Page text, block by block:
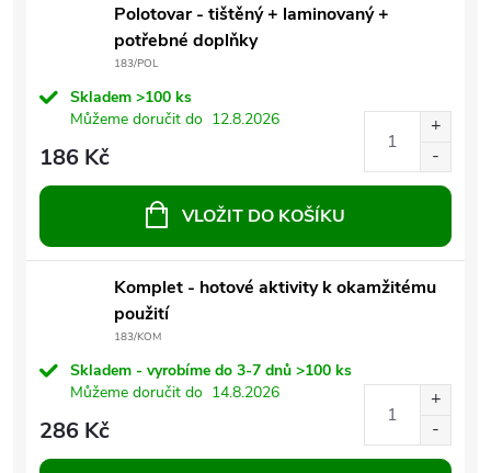
Polotovar - tištěný + laminovaný +
potřebné doplňky
183/POL
Skladem >100 ks
Můžeme doručit do 12.8.2026
186 Kč
VLOŽIT DO KOŠÍKU
Komplet - hotové aktivity k okamžitému
použití
183/KOM
Skladem - vyrobíme do 3-7 dnů >100 ks
Můžeme doručit do 14.8.2026
286 Kč